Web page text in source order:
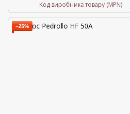
Код виробника товару (MPN)
−25%